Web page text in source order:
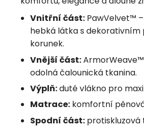
Vnitřní část: PawVelvet™
hebká látka s
korunek.
Vnější část:
odolná čalounická tkanina.
Výplň:duté vlákno pro
Matrace: komfortní
Spodní část: protiskluzová